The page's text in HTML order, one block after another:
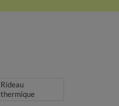
Rideau
thermique